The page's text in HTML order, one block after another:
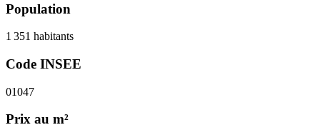
Population
1 351 habitants
Code INSEE
01047
Prix au m²